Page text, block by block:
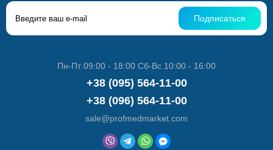
Подписаться
Пн-Пт 09:00 - 18:00 Сб-Вс 10:00 - 16:00
+38 (095) 564-11-00
+38 (096) 564-11-00
sale@profmedmarket.com